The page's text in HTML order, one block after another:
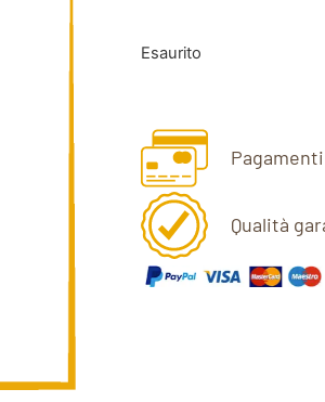
Esaurito
Qualità